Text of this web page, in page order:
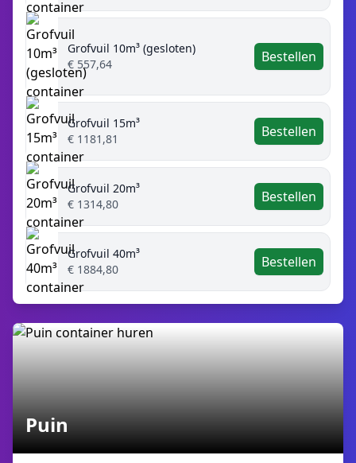
Grofvuil 10m³ (gesloten)
€ 557,64
Bestellen
Grofvuil 15m³
€ 1181,81
Bestellen
Grofvuil 20m³
€ 1314,80
Bestellen
Grofvuil 40m³
€ 1884,80
Bestellen
Puin